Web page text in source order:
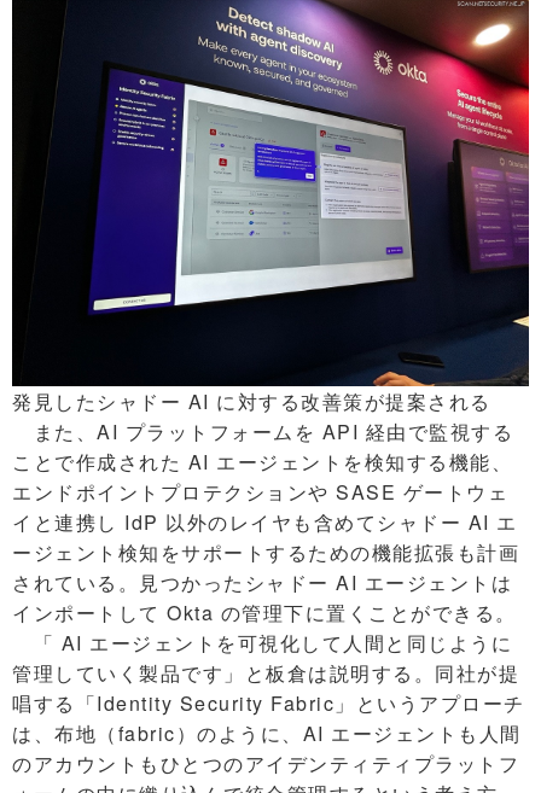
発見したシャドー AI に対する改善策が提案される
また、AI プラットフォームを API 経由で監視する
ことで作成された AI エージェントを検知する機能、
エンドポイントプロテクションや SASE ゲートウェ
イと連携し IdP 以外のレイヤも含めてシャドー AI エ
ージェント検知をサポートするための機能拡張も計画
されている。見つかったシャドー AI エージェントは
インポートして Okta の管理下に置くことができる。
「 AI エージェントを可視化して人間と同じように
管理していく製品です」と板倉は説明する。同社が提
唱する「Identity Security Fabric」というアプローチ
は、布地（fabric）のように、AI エージェントも人間
のアカウントもひとつのアイデンティティプラットフ